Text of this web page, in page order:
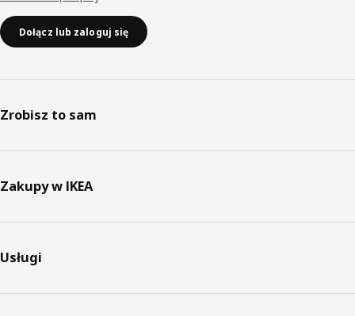
Dołącz lub zaloguj się
Zrobisz to sam
Zakupy w IKEA
Usługi